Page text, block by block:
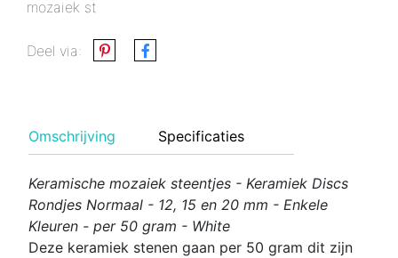
mozaiek st
Deel via:
Omschrijving Specificaties
Keramische mozaiek steentjes - Keramiek Discs
Rondjes Normaal - 12, 15 en 20 mm - Enkele
Kleuren - per 50 gram - White
Deze keramiek stenen gaan per 50 gram dit zijn